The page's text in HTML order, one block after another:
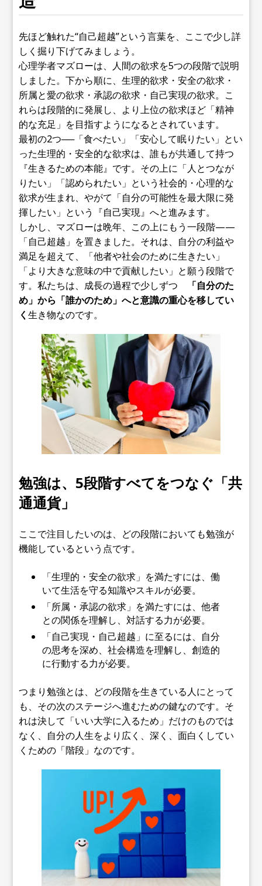
先ほど触れた“自己超越”という言葉を、ここで少し詳
しく掘り下げてみましょう。
心理学者マズローは、人間の欲求を5つの段階で説明
しました。下から順に、生理的欲求・安全の欲求・
所属と愛の欲求・承認の欲求・自己実現の欲求。こ
れらは段階的に発展し、より上位の欲求ほど「精神
的な充足」を目指すようになるとされています。
最初の2つ──「食べたい」「安心して眠りたい」とい
った生理的・安全的な欲求は、誰もが共通して持つ
『生きるための本能』です。その上に「人とつなが
りたい」「認められたい」という社会的・心理的な
欲求が生まれ、やがて「自分の可能性を最大限に発
揮したい」という『自己実現』へと進みます。
しかし、マズローは晩年、この上にもう一段階——
「自己超越」を置きました。それは、自分の利益や
満足を超えて、「他者や社会のために生きたい」
「より大きな意味の中で貢献したい」と願う段階で
す。私たちは、成長の過程で少しずつ
「自分のた
め」から「誰かのため」へと意識の重心を移してい
く生き物なのです。
勉強は、5段階すべてをつなぐ「共
通通貨」
ここで注目したいのは、どの段階においても勉強が
機能しているという点です。
「生理的・安全の欲求」を満たすには、働
いて生活を守る知識やスキルが必要。
「所属・承認の欲求」を満たすには、他者
との関係を理解し、対話する力が必要。
「自己実現・自己超越」に至るには、自分
の思考を深め、社会構造を理解し、創造的
に行動する力が必要。
つまり勉強とは、どの段階を生きている人にとって
も、その次のステージへ進むための鍵なのです。そ
れは決して「いい大学に入るため」だけのものでは
なく、自分の人生をより広く、深く、面白くしてい
くための「階段」なのです。